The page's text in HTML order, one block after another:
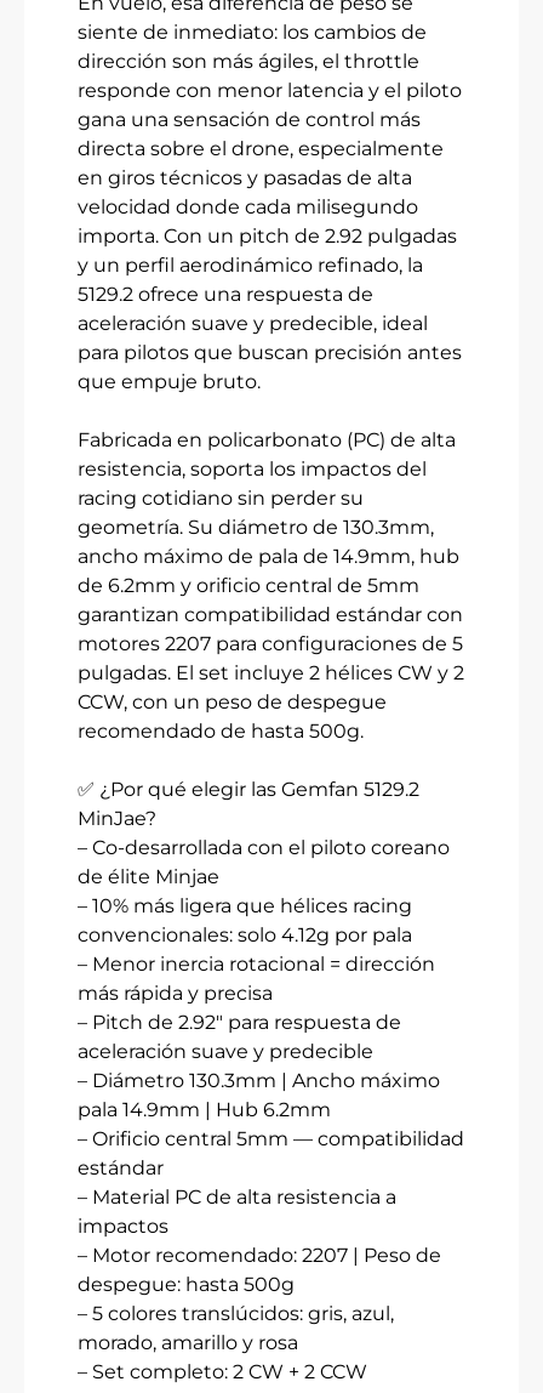
siente de inmediato: los cambios de
dirección son más ágiles, el throttle
responde con menor latencia y el piloto
gana una sensación de control más
directa sobre el drone, especialmente
en giros técnicos y pasadas de alta
velocidad donde cada milisegundo
importa. Con un pitch de 2.92 pulgadas
y un perfil aerodinámico refinado, la
5129.2 ofrece una respuesta de
aceleración suave y predecible, ideal
para pilotos que buscan precisión antes
que empuje bruto.
Fabricada en policarbonato (PC) de alta
resistencia, soporta los impactos del
racing cotidiano sin perder su
geometría. Su diámetro de 130.3mm,
ancho máximo de pala de 14.9mm, hub
de 6.2mm y orificio central de 5mm
garantizan compatibilidad estándar con
motores 2207 para configuraciones de 5
pulgadas. El set incluye 2 hélices CW y 2
CCW, con un peso de despegue
recomendado de hasta 500g.
✅ ¿Por qué elegir las Gemfan 5129.2
MinJae?
– Co-desarrollada con el piloto coreano
de élite Minjae
– 10% más ligera que hélices racing
convencionales: solo 4.12g por pala
– Menor inercia rotacional = dirección
más rápida y precisa
– Pitch de 2.92″ para respuesta de
aceleración suave y predecible
– Diámetro 130.3mm | Ancho máximo
pala 14.9mm | Hub 6.2mm
– Orificio central 5mm — compatibilidad
estándar
– Material PC de alta resistencia a
impactos
– Motor recomendado: 2207 | Peso de
despegue: hasta 500g
– 5 colores translúcidos: gris, azul,
morado, amarillo y rosa
– Set completo: 2 CW + 2 CCW